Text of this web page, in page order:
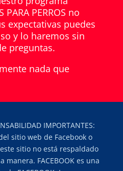
PARA PERROS no
expectativas puedes
y lo haremos sin
preguntas.
nada que
IMPORTANTES:
sitio web de Facebook o
sitio no está respaldado
manera. FACEBOOK es una